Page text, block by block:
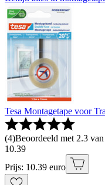
Tesa Montagetape voor
(4)Beoordeeld met 2.3
10.39
Prijs: 10.39 euro